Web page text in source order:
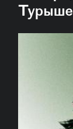
Турыше